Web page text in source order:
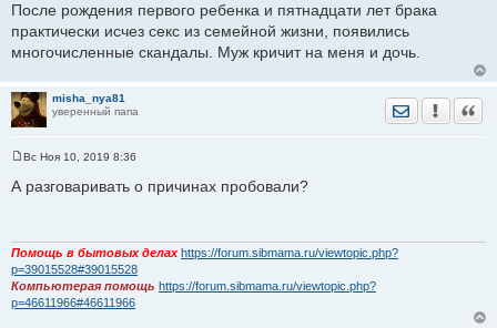
о
б
е
и
е
После рождения первого ребенка и пятнадцати лет брака
практически исчез секс из семейной жизни, появились
многочисленные скандалы. Муж кричит на меня и дочь.
misha_nya81
уверенный папа
Отправить
о
н
и
е
Вс Ноя 10, 2019 8:36
А разговаривать о причинах пробовали?
Помощь в бытовых делах https://forum.sibmama.ru/viewtopic.php?
p=39015528#39015528
Компьютерая помощь https://forum.sibmama.ru/viewtopic.php?
p=46611966#46611966